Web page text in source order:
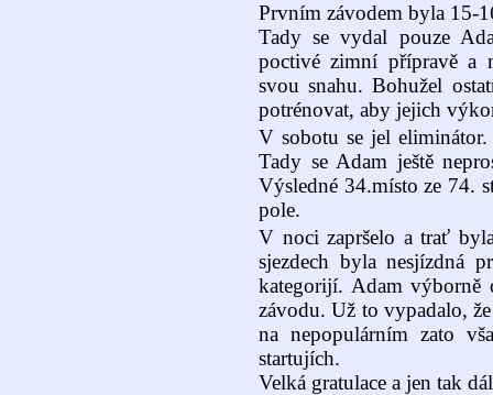
Prvním závodem byla 15-
Tady se vydal pouze
poctivé zimní přípravě a
svou snahu. Bohužel
potrénovat, aby jejich
V sobotu se jel
Tady se Adam ještě
Výsledné 34.místo ze 74.
pole.
V noci zapršelo a trať
sjezdech byla nesjízdná
kategorijí. Adam výborně
závodu. Už to vypadalo,
na nepopulárním zato
startujích.
Velká gratulace a jen tak